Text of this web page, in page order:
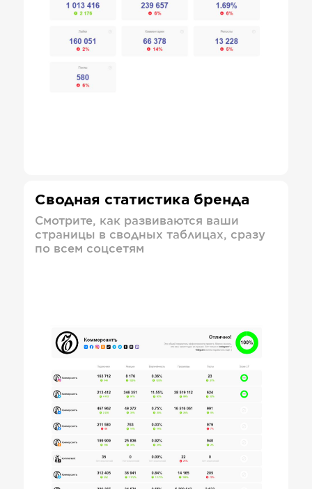
Сводная статистика бренда
Смотрите, как развиваются ваши
страницы в сводных таблицах, сразу
по всем соцсетям